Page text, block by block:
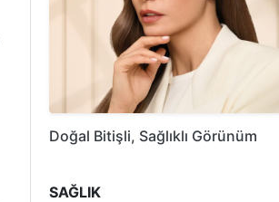
Doğal Bitişli, Sağlıklı Görünüm
SAĞLIK